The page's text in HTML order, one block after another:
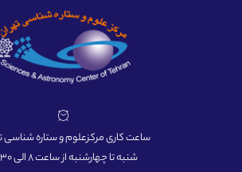
ساعت کاری مرکزعلوم و ستاره شناسی
شنبه تا چهارشنبه از ساعت 8 الی 16:30